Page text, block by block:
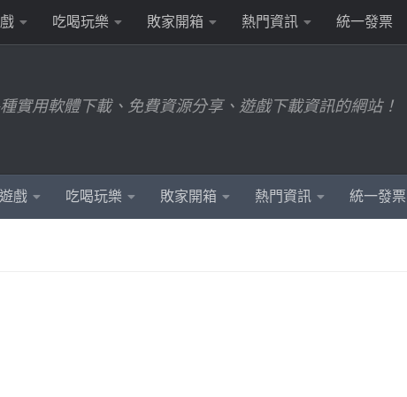
吃喝玩樂 敗家開箱 熱門資訊 統一發票
實用軟體下載、免費資源分享、遊戲下載資訊的網站！
戲 吃喝玩樂 敗家開箱 熱門資訊 統一發票